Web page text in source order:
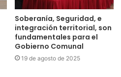
Soberanía, Seguridad, e
integración territorial, son
fundamentales para el
Gobierno Comunal
19 de agosto de 2025